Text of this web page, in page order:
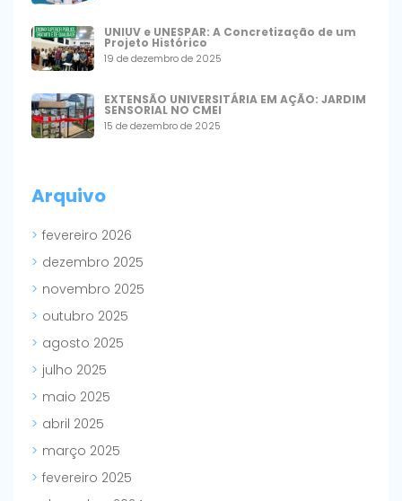
UNIUV e UNESPAR: A Concretização de um
Projeto Histórico
19 de dezembro de 2025
EXTENSÃO UNIVERSITÁRIA EM AÇÃO: JARDIM
SENSORIAL NO CMEI
15 de dezembro de 2025
Arquivo
fevereiro 2026
dezembro 2025
novembro 2025
outubro 2025
agosto 2025
julho 2025
maio 2025
abril 2025
março 2025
fevereiro 2025